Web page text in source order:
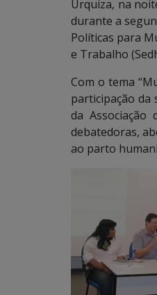
Urquiza, na
durante a
Políticas para
e Trabalho
Com o tema
participação da
da Associação
debatedoras,
ao parto